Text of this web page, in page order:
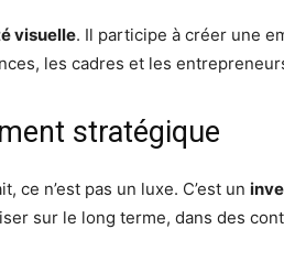
visuelle. Il participe à créer une
les cadres et les
stratégique
n’est pas un luxe. C’est un
sur le long terme, dans des